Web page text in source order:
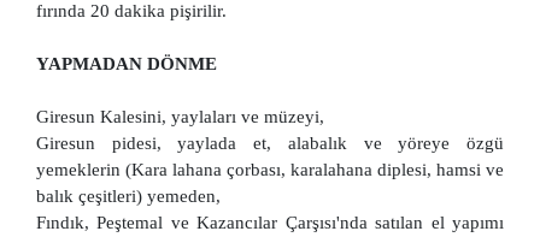
fırında 20 dakika pişirilir.
YAPMADAN DÖNME
Giresun Kalesini, yaylaları ve müzeyi,
Giresun pidesi, yaylada et, alabalık ve yöreye özgü
yemeklerin (Kara lahana çorbası, karalahana diplesi, hamsi ve
balık çeşitleri) yemeden,
Fındık, Peştemal ve Kazancılar Çarşısı'nda satılan el yapımı